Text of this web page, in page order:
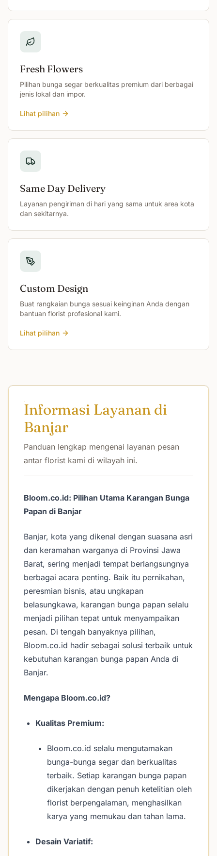
Fresh Flowers
Pilihan bunga segar berkualitas premium dari berbagai
jenis lokal dan impor.
Lihat pilihan
Same Day Delivery
Layanan pengiriman di hari yang sama untuk area kota
dan sekitarnya.
Custom Design
Buat rangkaian bunga sesuai keinginan Anda dengan
bantuan florist profesional kami.
Lihat pilihan
Informasi Layanan di
Banjar
Panduan lengkap mengenai layanan pesan
antar florist kami di wilayah ini.
Bloom.co.id: Pilihan Utama Karangan Bunga
Papan di Banjar
Banjar, kota yang dikenal dengan suasana asri
dan keramahan warganya di Provinsi Jawa
Barat, sering menjadi tempat berlangsungnya
berbagai acara penting. Baik itu pernikahan,
peresmian bisnis, atau ungkapan
belasungkawa, karangan bunga papan selalu
menjadi pilihan tepat untuk menyampaikan
pesan. Di tengah banyaknya pilihan,
Bloom.co.id hadir sebagai solusi terbaik untuk
kebutuhan karangan bunga papan Anda di
Banjar.
Mengapa Bloom.co.id?
Kualitas Premium:
Bloom.co.id selalu mengutamakan
bunga-bunga segar dan berkualitas
terbaik. Setiap karangan bunga papan
dikerjakan dengan penuh ketelitian oleh
florist berpengalaman, menghasilkan
karya yang memukau dan tahan lama.
Desain Variatif: